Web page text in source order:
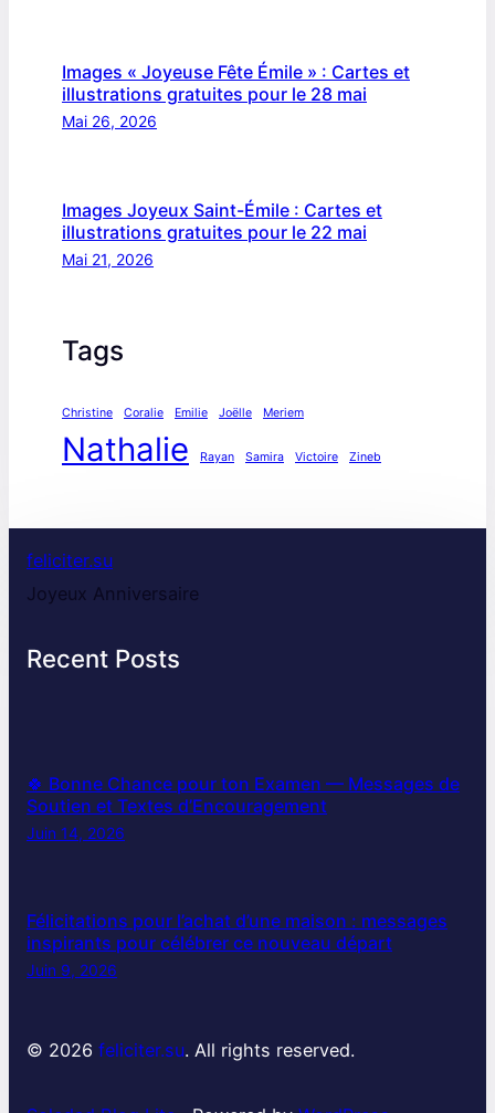
Images « Joyeuse Fête Émile » : Cartes et
illustrations gratuites pour le 28 mai
Mai 26, 2026
Images Joyeux Saint-Émile : Cartes et
illustrations gratuites pour le 22 mai
Mai 21, 2026
Tags
Christine Coralie Emilie Joëlle Meriem
Nathalie Rayan Samira Victoire Zineb
feliciter.su
Joyeux Anniversaire
Recent Posts
🍀 Bonne Chance pour ton Examen — Messages de
Soutien et Textes d’Encouragement
Juin 14, 2026
Félicitations pour l’achat d’une maison : messages
inspirants pour célébrer ce nouveau départ
Juin 9, 2026
© 2026 feliciter.su. All rights reserved.